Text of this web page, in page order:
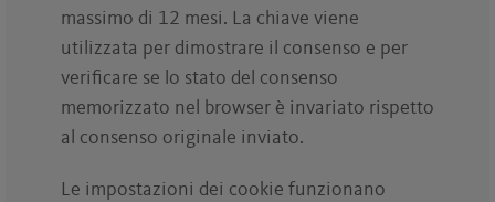
massimo di 12 mesi. La chiave viene
utilizzata per dimostrare il consenso e per
verificare se lo stato del consenso
memorizzato nel browser è invariato rispetto
al consenso originale inviato.
Le impostazioni dei cookie funzionano